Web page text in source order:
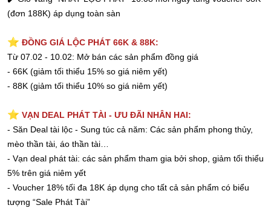
(đơn 188K) áp dụng toàn sàn
⭐️ ĐỒNG GIÁ LỘC PHÁT 66K & 88K:
Từ 07.02 - 10.02: Mở bán các sản phẩm đồng giá
- 66K (giảm tối thiểu 15% so giá niêm yết)
- 88K (giảm tối thiểu 10% so giá niêm yết)
⭐️ VẠN DEAL PHÁT TÀI - ƯU ĐÃI NHÂN HAI:
- Săn Deal tài lộc - Sung túc cả năm: Các sản phẩm phong thủy,
mèo thần tài, áo thần tài…
- Vạn deal phát tài: các sản phẩm tham gia bởi shop, giảm tối thiểu
5% trên giá niêm yết
- Voucher 18% tối đa 18K áp dụng cho tất cả sản phẩm có biểu
tượng “Sale Phát Tài”